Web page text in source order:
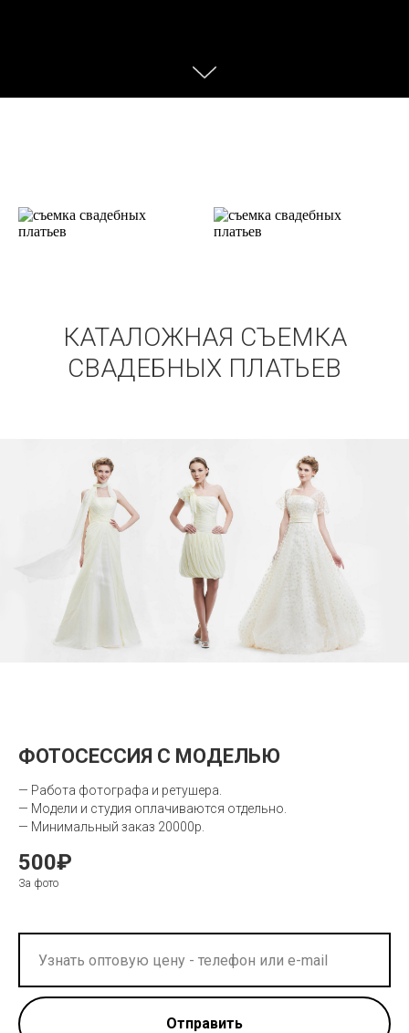
КАТАЛОЖНАЯ СЪЕМКА
СВАДЕБНЫХ ПЛАТЬЕВ
ФОТОСЕССИЯ С МОДЕЛЬЮ
— Работа фотографа и ретушера.
— Модели и студия оплачиваются отдельно.
— Минимальный заказ 20000р.
500₽
За фото
Отправить